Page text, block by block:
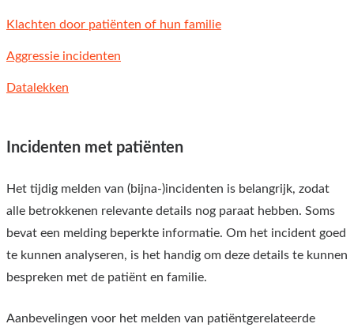
Klachten door patiënten of hun familie
Aggressie incidenten
Datalekken
Incidenten met patiënten
Het tijdig melden van (bijna-)incidenten is belangrijk, zodat
alle betrokkenen relevante details nog paraat hebben. Soms
bevat een melding beperkte informatie. Om het incident goed
te kunnen analyseren, is het handig om deze details te kunnen
bespreken met de patiënt en familie.
Aanbevelingen voor het melden van patiëntgerelateerde